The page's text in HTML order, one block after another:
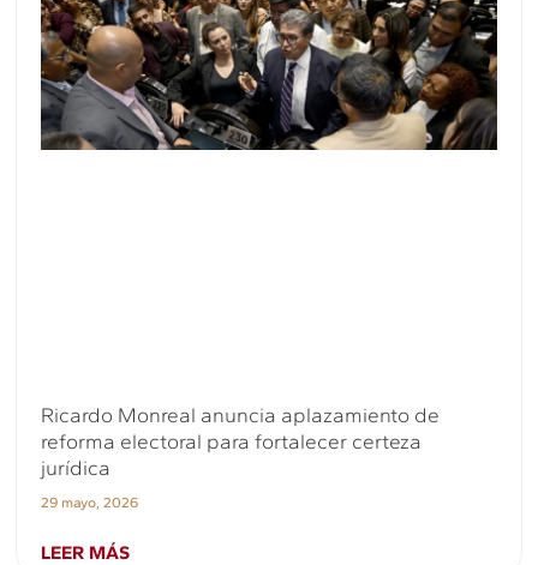
Ricardo Monreal anuncia aplazamiento de
reforma electoral para fortalecer certeza
jurídica
29 mayo, 2026
LEER MÁS